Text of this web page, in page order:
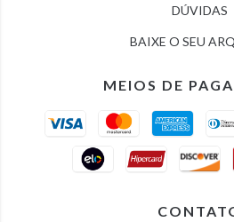
DÚVIDAS
BAIXE O SEU
MEIOS DE